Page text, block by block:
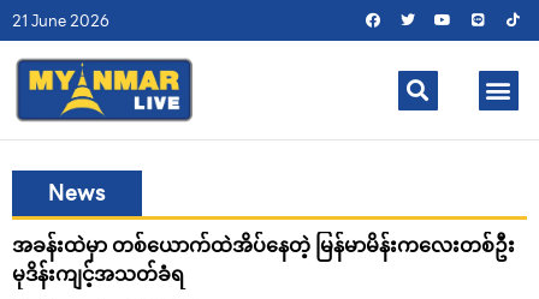
21 June 2026
News
အခန်းထဲမှာ တစ်ယောက်ထဲအိပ်နေတဲ့ မြန်မာမိန်းကလေးတစ်ဦး
မုဒိန်းကျင့်အသတ်ခံရ